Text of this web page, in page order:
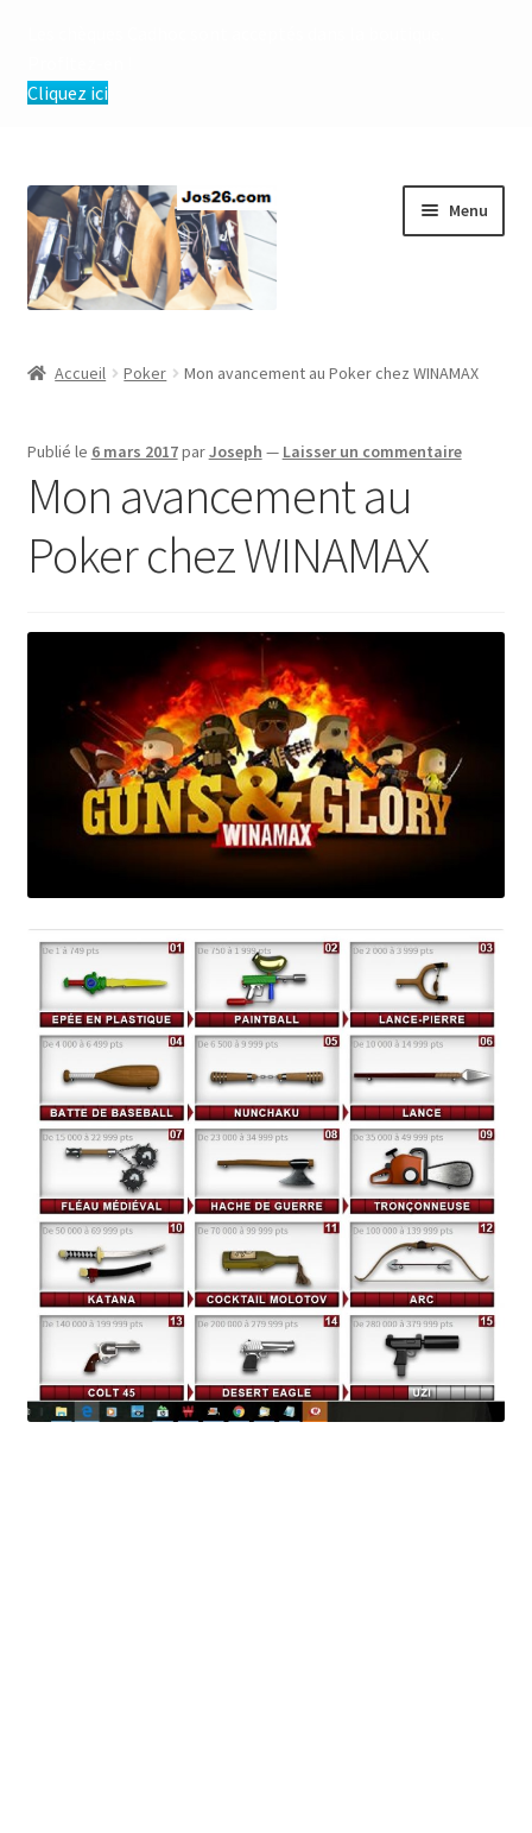
Cliquez ici
Aller
à
la
navigation
Aller
au
contenu
Menu
le
Accueil Poker Mon avancement au Poker chez WINAMAX
Publié le 6 mars 2017parJoseph — Laisser un commentaire
Mon avancement au
Poker chez WINAMAX